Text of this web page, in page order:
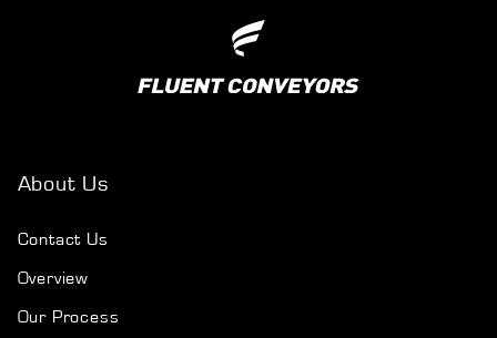
About Us
Contact Us
Overview
Our Process